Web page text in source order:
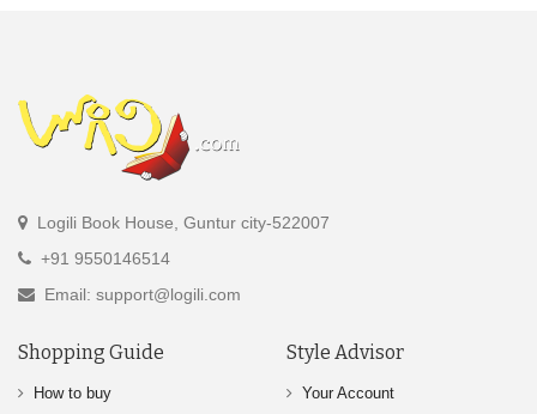
Logili Book House, Guntur city-522007
+91 9550146514
Email: support@logili.com
Shopping Guide
How to buy
Style Advisor
Your Account